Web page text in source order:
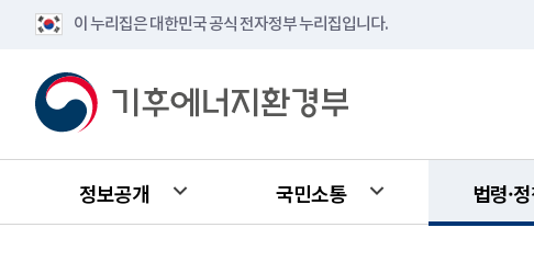
이 누리집은 대한민국 공식 전자정부 누리집입니다.
정보공개 국민소통 법령·